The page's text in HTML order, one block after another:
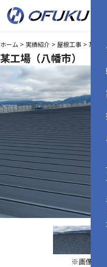
ホーム > 実績紹介 > 屋根工事 > 某工
某工場（八幡市）
※画像をク